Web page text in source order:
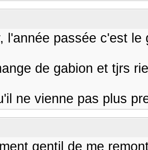
l'année passée c'est le
de gabion et tjrs
ne vienne pas plus
gentil de me